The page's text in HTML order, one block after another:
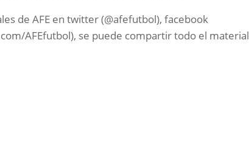
de AFE en twitter (@afefutbol), facebook
AFEfutbol), se puede compartir todo el material